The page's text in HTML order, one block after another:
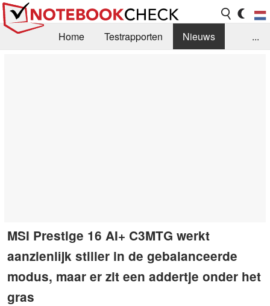
Home Testrapporten
Nieuws
...
MSI Prestige 16 AI+ C3MTG werkt
aanzienlijk stiller in de gebalanceerde
modus, maar er zit een addertje onder het
gras